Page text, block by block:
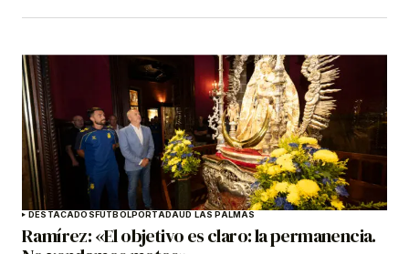
DESTACADOSFÚTBOLPORTADAUD LAS PALMAS
Ramírez: «El objetivo es claro: la permanencia.